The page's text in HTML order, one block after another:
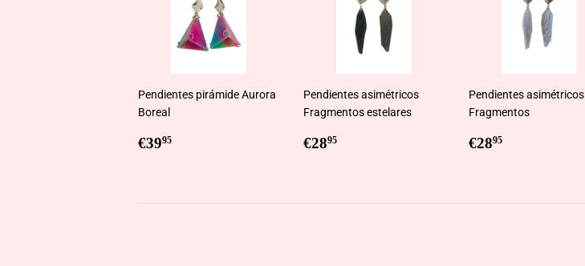
Pendientes pirámide Aurora
Boreal
Regular
€3995
Pendientes asimétricos
Fragmentos estelares
Regular
€2895
Pendientes asimétricos
Fragmentos
Regular
€2895